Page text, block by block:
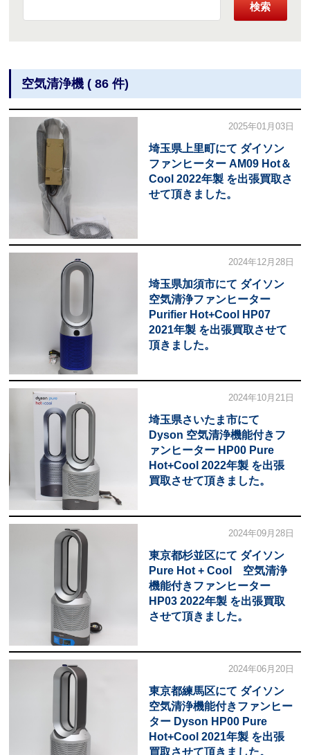
検索
空気清浄機 ( 86 件)
2025年01月03日
埼玉県上里町にて ダイソン
ファンヒーター AM09 Hot＆
Cool 2022年製 を出張買取さ
せて頂きました。
2024年12月28日
埼玉県加須市にて ダイソン
空気清浄ファンヒーター
Purifier Hot+Cool HP07
2021年製 を出張買取させて
頂きました。
2024年10月21日
埼玉県さいたま市にて
Dyson 空気清浄機能付きフ
ァンヒーター HP00 Pure
Hot+Cool 2022年製 を出張
買取させて頂きました。
2024年09月28日
東京都杉並区にて ダイソン
Pure Hot + Cool 空気清浄
機能付きファンヒーター
HP03 2022年製 を出張買取
させて頂きました。
2024年06月20日
東京都練馬区にて ダイソン
空気清浄機能付きファンヒー
ター Dyson HP00 Pure
Hot+Cool 2021年製 を出張
買取させて頂きました。